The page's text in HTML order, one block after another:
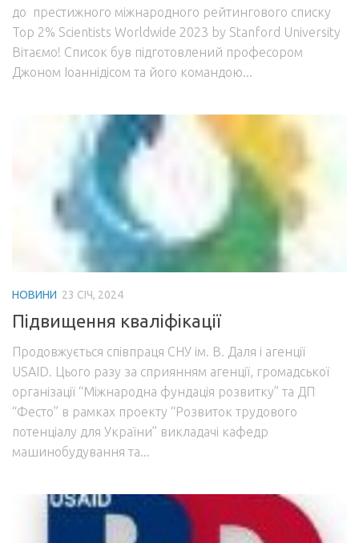
до престижного міжнародного рейтингового списку
Top 2% Scientists Worldwide 2023 by Stanford University
Вітаємо! Список був підготовлений професором
Джоном Іоаннідісом та його командою...
НОВИНИ 23 СІЧ, 2024
Підвищення кваліфікації
Продовжується співпраця СНУ ім. В. Даля і агенції
USAID. Цього разу за сприянням агенції, громадської
організації “Міжнародна фундація розвитку” та ДП
“Фесто” в рамках проекту “Розвиток трудового
потенціалу для України” викладачі кафедр
машинобудування та...